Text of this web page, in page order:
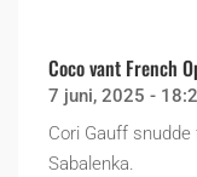
Coco vant French
7 juni, 2025 -
Cori Gauff
Sabalenka.